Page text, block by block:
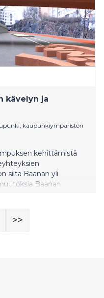
kävelyn ja
kaupunkiympäristön
kehittämistä
silta Baanan yli
Baanan
>>